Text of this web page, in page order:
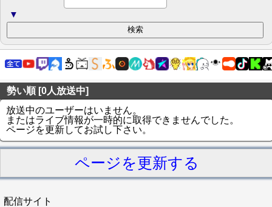
▼
勢い順 [0人放送中]
放送中のユーザーはいません。
またはライブ情報が一時的に取得できませんでした。
ページを更新してお試し下さい。
ページを更新する
配信サイト